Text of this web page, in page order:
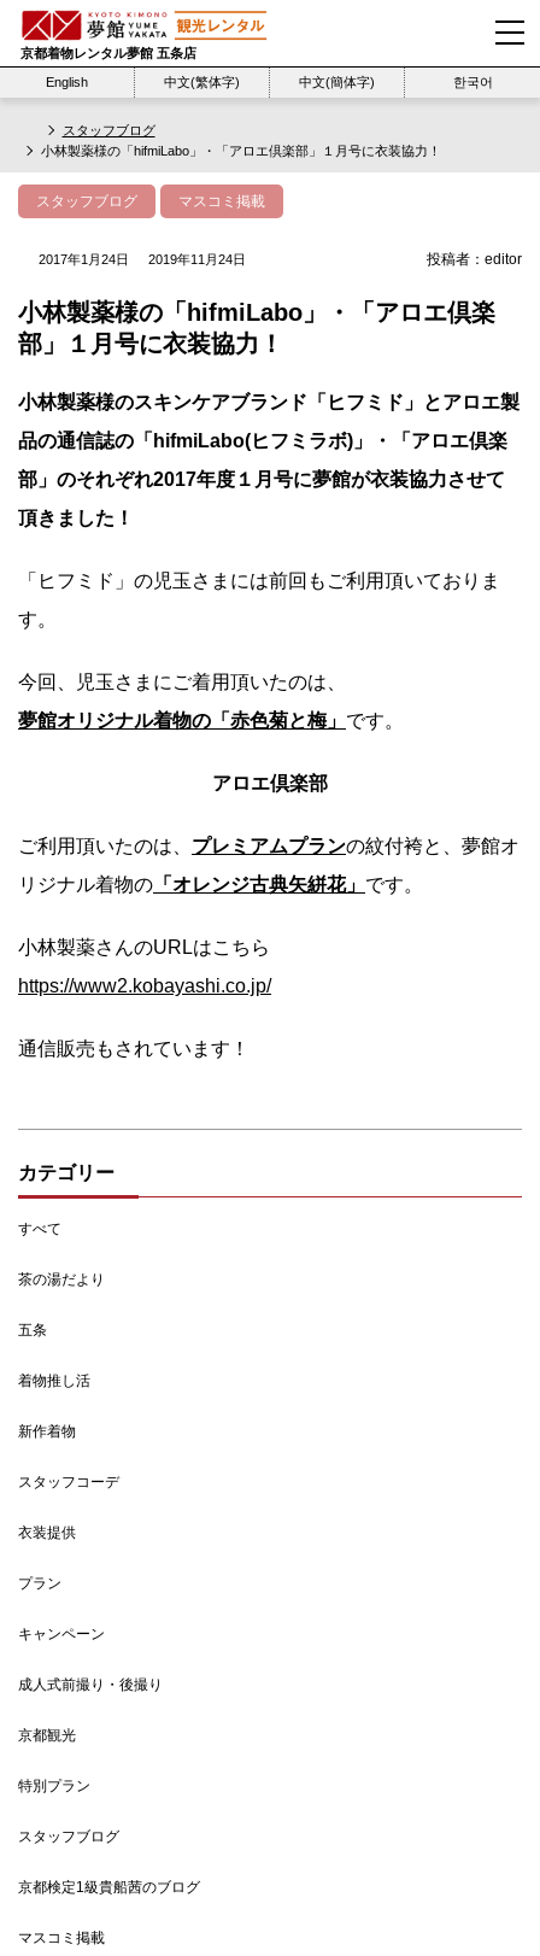
京都着物レンタル夢館 五条店
English
中文(繁体字) 中文(簡体字) 한국어
スタッフブログ
小林製薬様の「hifmiLabo」・「アロエ倶楽部」１月号に衣装協力！
カテゴリー
すべて
茶の湯だより
五条
着物推し活
新作着物
スタッフコーデ
衣装提供
プラン
キャンペーン
成人式前撮り・後撮り
京都観光
特別プラン
スタッフブログ
京都検定1級貴船茜のブログ
マスコミ掲載
スタッフブログ マスコミ掲載
2017年1月24日 2019年11月24日 投稿者： editor
小林製薬様の「hifmiLabo」・「アロエ倶楽
部」１月号に衣装協力！
小林製薬様のスキンケアブランド「ヒフミド」とアロエ製
品の通信誌の「hifmiLabo(ヒフミラボ)」・「アロエ倶楽
部」のそれぞれ2017年度１月号に夢館が衣装協力させて
頂きました！
「ヒフミド」の児玉さまには前回もご利用頂いておりま
す。
今回、児玉さまにご着用頂いたのは、
夢館オリジナル着物の「赤色菊と梅」 です。
アロエ倶楽部
ご利用頂いたのは、 プレミアムプランの紋付袴と、夢館オ
リジナル着物の 「オレンジ古典矢絣花」 です。
小林製薬さんのURLはこちら
https://www2.kobayashi.co.jp/
通信販売もされています！